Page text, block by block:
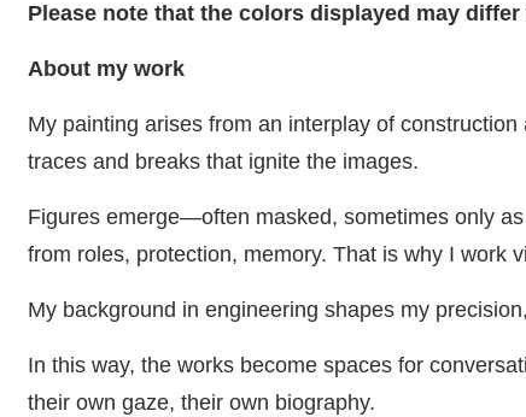
Please note that the colors displayed may
About my work
My painting arises from an interplay of
traces and breaks that ignite the images.
Figures emerge—often masked, sometimes only
from roles, protection, memory. That is why I work
My background in engineering shapes my
In this way, the works become spaces for
their own gaze, their own biography.